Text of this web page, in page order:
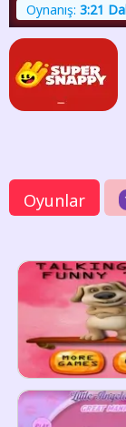
Oynanış: 3:21
Oyunlar